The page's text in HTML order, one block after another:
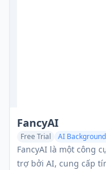
FancyAI
Free Trial AI
FancyAI là một công
trợ bởi AI, cung cấp